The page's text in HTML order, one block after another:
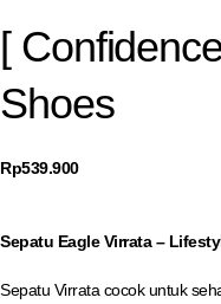
[
Shoes
Rp539.900
Sepatu Eagle Virrata –
Sepatu Virrata cocok untuk